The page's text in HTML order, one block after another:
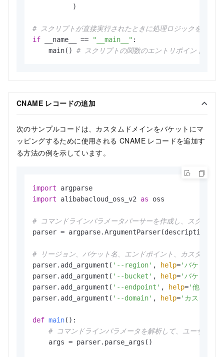
          )
# スクリプトが直接実行されたときに処理ロジックを開始
if __name__ == "__main__" :
    main()
# スクリプトの関数のエントリポイントを指
CNAME レコードの追加
次のサンプルコードは、カスタムドメインをバケットにマ
ッピングするために使用される CNAME レコードを追加す
る方法の例を示しています。
import
import alibabacloud_oss_v2 as oss
# コマンドラインパラメータパーサーを作成し、スクリプ
parser = argparse.ArgumentParser(description=
# リージョン、バケット名、エンドポイント、カスタムド
parser.add_argument( '--region' , help='バケットが
parser.add_argument( '--bucket' , help='バケットの
parser.add_argument( '--endpoint' , help='他のサー
parser.add_argument( '--domain' , help='カスタムド
def main():
# コマンドラインパラメータを解析して、ユーザーが
    args = parser.parse_args()